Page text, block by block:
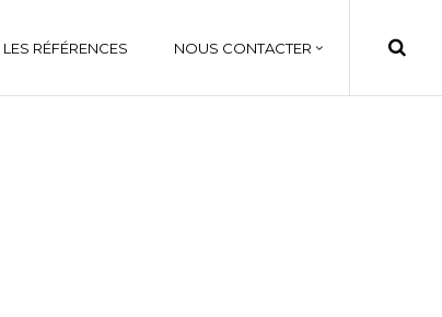
LES RÉFÉRENCES NOUS CONTACTER